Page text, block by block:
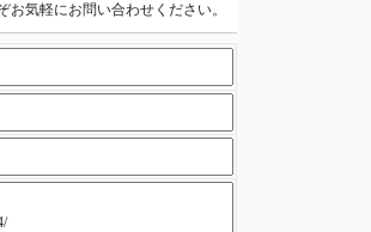
気軽にお問い合わせください。